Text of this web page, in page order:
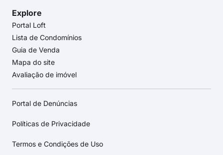
Explore
Portal Loft
Lista de Condomínios
Guia de Venda
Mapa do site
Avaliação de imóvel
Portal de Denúncias
Políticas de Privacidade
Termos e Condições de Uso